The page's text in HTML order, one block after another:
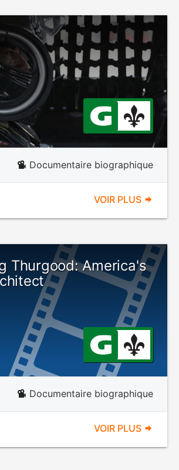
Documentaire biographique
VOIR PLUS
Thurgood: America's
Documentaire biographique
VOIR PLUS